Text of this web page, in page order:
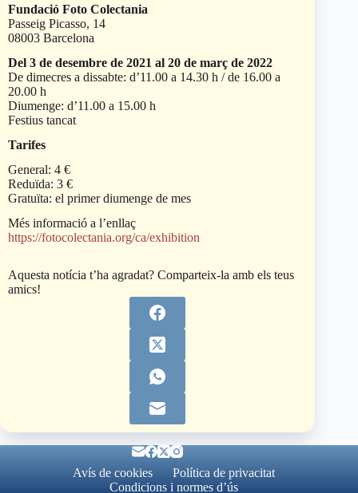
Fundació Foto Colectania
Passeig Picasso, 14
08003 Barcelona
Del 3 de desembre de 2021 al 20 de març de 2022
De dimecres a dissabte: d’11.00 a 14.30 h / de 16.00 a
20.00 h
Diumenge: d’11.00 a 15.00 h
Festius tancat
Tarifes
General: 4 €
Reduïda: 3 €
Gratuïta: el primer diumenge de mes
Més informació a l’enllaç
https://fotocolectania.org/ca/exhibition
Aquesta notícia t’ha agradat? Comparteix-la amb els teus
amics!
Avís de cookies
Política de privacitat
Condicions i normes d’ús